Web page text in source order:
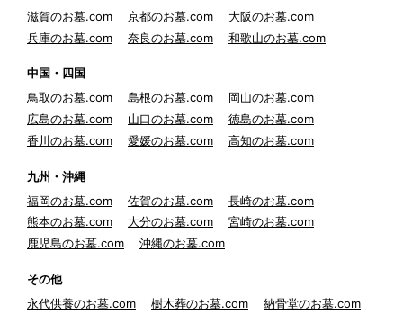
滋賀のお墓.com
京都のお墓.com
大阪のお墓.com
兵庫のお墓.com
奈良のお墓.com 和歌山のお墓.com
中国・四国
鳥取のお墓.com
島根のお墓.com
岡山のお墓.com
広島のお墓.com
山口のお墓.com
徳島のお墓.com
香川のお墓.com
愛媛のお墓.com 高知のお墓.com
九州・沖縄
福岡のお墓.com
佐賀のお墓.com
長崎のお墓.com
熊本のお墓.com
大分のお墓.com
宮崎のお墓.com
鹿児島のお墓.com
沖縄のお墓.com
その他
永代供養のお墓.com
樹木葬のお墓.com 納骨堂のお墓.com